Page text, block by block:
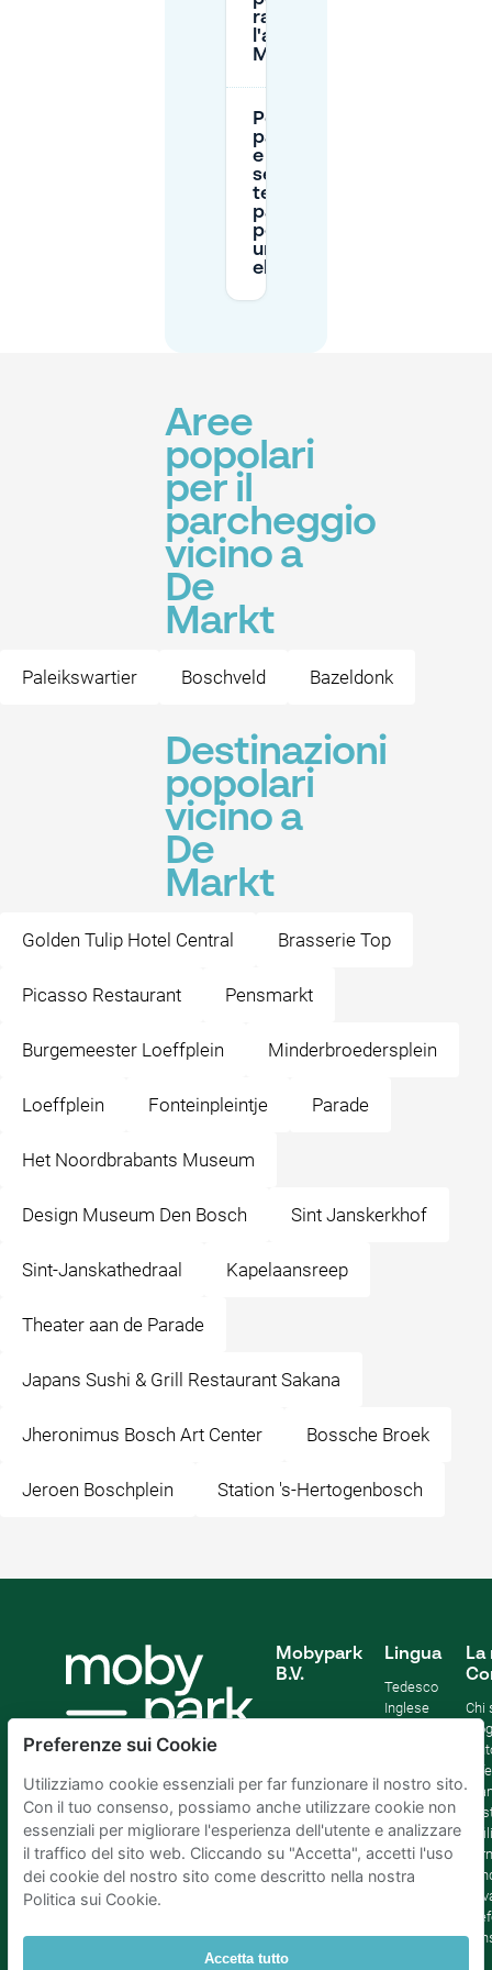
raggiungere
l'area di De
Markt?
Posso
parcheggiare
e ricaricare
se ho una
tessera di
parcheggio
per disabili o
un veicolo
elettrico?
Aree
popolari
per il
parcheggio
vicino a
De
Markt
Paleikswartier Boschveld Bazeldonk
Destinazioni
popolari
vicino a
De
Markt
Golden Tulip Hotel Central Brasserie Top
Picasso Restaurant Pensmarkt
Burgemeester Loeffplein Minderbroedersplein
Loeffplein Fonteinpleintje Parade
Het Noordbrabants Museum
Design Museum Den Bosch Sint Janskerkhof
Sint-Janskathedraal Kapelaansreep
Theater aan de Parade
Japans Sushi & Grill Restaurant Sakana
Jheronimus Bosch Art Center Bossche Broek
Jeroen Boschplein Station 's-Hertogenbosch
Mobypark
B.V.
Lingua
Tedesco
Inglese
Olandese
La
Chi
Blog
Preferenze sui Cookie
Utilizziamo cookie essenziali per far funzionare il nostro sito.
Con il tuo consenso, possiamo anche utilizzare cookie non
essenziali per migliorare l'esperienza dell'utente e analizzare
il traffico del sito web. Cliccando su "Accetta", accetti l'uso
dei cookie del nostro sito come descritto nella nostra
Politica sui Cookie.
Accetta tutto